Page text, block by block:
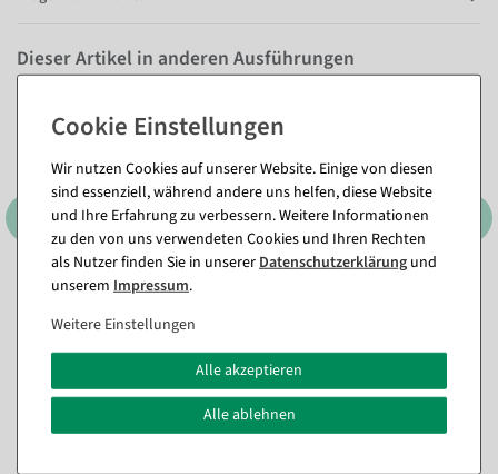
Dieser Artikel in anderen Ausführungen
Wir nutzen Cookies auf unserer Website. Einige von diesen
sind essenziell, während andere uns helfen, diese Website
und Ihre Erfahrung zu verbessern. Weitere Informationen
zu den von uns verwendeten Cookies und Ihren Rechten
als Nutzer finden Sie in unsererDaten­schutz­erklärung und
unserem Impressum.
Weitere Einstellungen
Alle akzeptieren
Alle ablehnen